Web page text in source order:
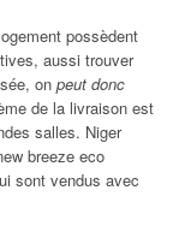
possèdent
aussi trouver
on peut donc
de la livraison est
salles. Niger
breeze eco
sont vendus avec